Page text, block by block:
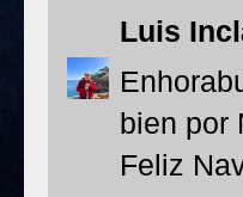
Luis
bien por
Feliz